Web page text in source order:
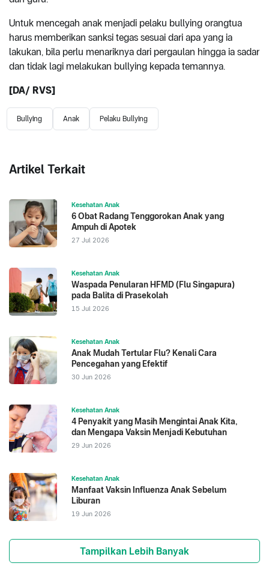
Untuk mencegah anak menjadi pelaku bullying orangtua
harus memberikan sanksi tegas sesuai dari apa yang ia
lakukan, bila perlu menariknya dari pergaulan hingga ia sadar
dan tidak lagi melakukan bullying kepada temannya.
[DA/ RVS]
Bullying Anak Pelaku Bullying
Artikel Terkait
Kesehatan Anak
6 Obat Radang Tenggorokan Anak yang
Ampuh di Apotek
27 Jul 2026
Kesehatan Anak
Waspada Penularan HFMD (Flu Singapura)
pada Balita di Prasekolah
15 Jul 2026
Kesehatan Anak
Anak Mudah Tertular Flu? Kenali Cara
Pencegahan yang Efektif
30 Jun 2026
Kesehatan Anak
4 Penyakit yang Masih Mengintai Anak Kita,
dan Mengapa Vaksin Menjadi Kebutuhan
29 Jun 2026
Kesehatan Anak
Manfaat Vaksin Influenza Anak Sebelum
Liburan
19 Jun 2026
Tampilkan Lebih Banyak